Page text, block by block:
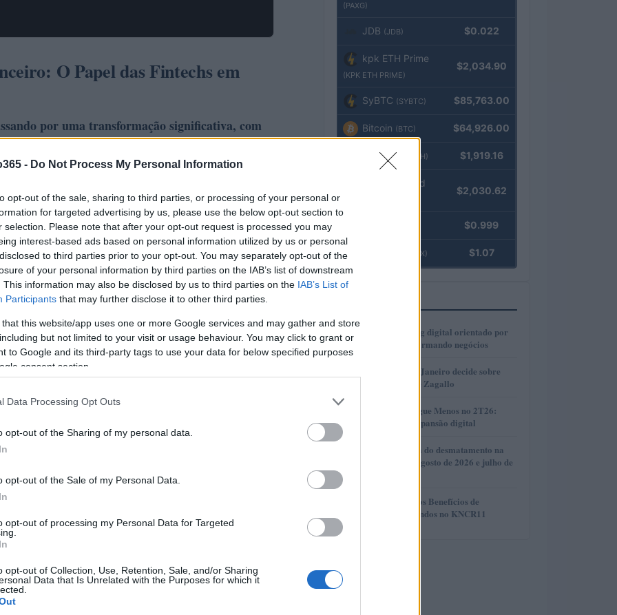
- Do Not Process My Personal Information
opt-out of the sale, sharing to third parties, or processing of your personal or
for targeted advertising by us, please use the below opt-out section to
selection. Please note that after your opt-out request is processed you may
interest-based ads based on personal information utilized by us or personal
to third parties prior to your opt-out. You may separately opt-out of the
of your personal information by third parties on the IAB’s list of downstream
This information may also be disclosed by us to third parties on the IAB’s List of
Participants that may further disclose it to other third parties.
that this website/app uses one or more Google services and may gather and store
but not limited to your visit or usage behaviour. You may click to grant or
to Google and its third-party tags to use your data for below specified purposes
consent section.
Data Processing Opt Outs
opt-out of the Sharing of my personal data.
opt-out of the Sale of my Personal Data.
opt-out of processing my Personal Data for Targeted
opt-out of Collection, Use, Retention, Sale, and/or Sharing
Data that Is Unrelated with the Purposes for which it
O Papel das Fintechs em
por uma transformação significativa, com
o mercado de tecnologia financeira
, evidenciando o potencial dessas inovações.
diversas evoluções no setor bancário, mas
anos. Após a crise financeira de 2008, que
tradicional, as fintechs surgiram como uma
sabe que a inovação é frequentemente a chave
e prontidão para enfrentar os desafios do
da
(PAXG)
JDB (JDB) $0.022
kpk ETH Prime
(KPK ETH PRIME)
$2,034.90
SyBTC (SYBTC) $85,763.00
Bitcoin (BTC) $64,926.00
Ethereum (ETH) $1,919.16
kpk ETH Yield
$2,030.62
$0.999
(USDEX) $1.07
1
Como o marketing digital orientado por
dados está transformando negócios
2
Justiça do Rio de Janeiro decide sobre
divisão de bens de Zagallo
3
Resultados da Pague Menos no 2T26:
lucro, receita e expansão digital
Redução histórica do desmatamento na
Amazônia entre agosto de 2026 e julho de
Compreendendo os Benefícios de
Reinvestir Dividendos no KNCR11